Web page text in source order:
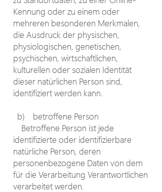
Kennung oder zu einem oder
mehreren besonderen Merkmalen,
die Ausdruck der physischen,
physiologischen, genetischen,
psychischen, wirtschaftlichen,
kulturellen oder sozialen Identität
dieser natürlichen Person sind,
identifiziert werden kann.
b) betroffene Person
Betroffene Person ist jede
identifizierte oder identifizierbare
natürliche Person, deren
personenbezogene Daten von dem
für die Verarbeitung Verantwortlichen
verarbeitet werden.